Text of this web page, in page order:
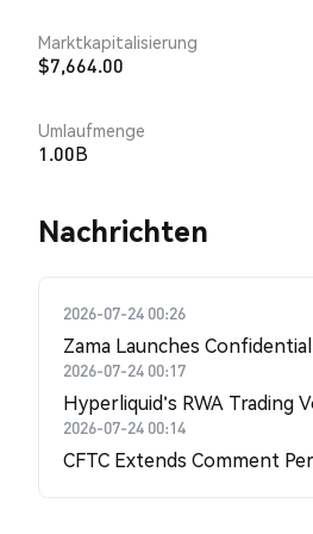
Marktkapitalisierung
$7,664.00
Umlaufmenge
1.00B
Nachrichten
2026-07-24 00:26
Zama Launches
2026-07-24 00:17
Hyperliquid's RWA Trading
2026-07-24 00:14
CFTC Extends Comment